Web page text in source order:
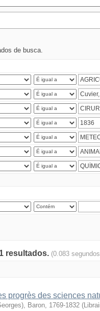
de busca.
resultados. (0.083
progrès des sciences
Baron, 1769-1832 (